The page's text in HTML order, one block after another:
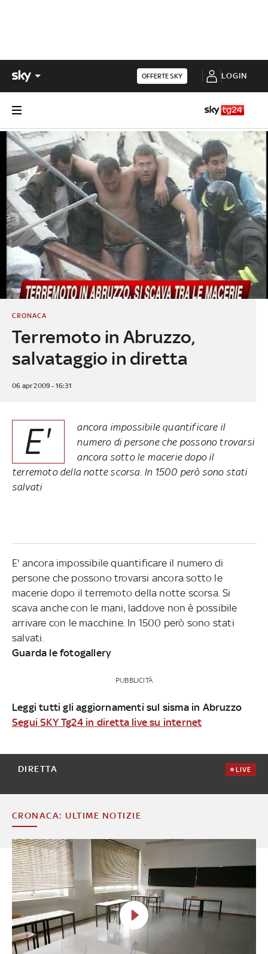
OFFERTE SKY LOGIN
Terremoto in Abruzzo,
salvataggio in diretta
CRONACA
06 apr 2009 - 16:31
E'
ancora impossibile quantificare il
numero di persone che possono trovarsi
ancora sotto le macerie dopo il
terremoto della notte scorsa. In 1500 però sono stati
salvati
E' ancora impossibile quantificare il numero di
persone che possono trovarsi ancora sotto le
macerie dopo il terremoto della notte scorsa. Si
scava anche con le mani, laddove non è possibile
arrivare con le macchine. In 1500 però sono stati
salvati.
Guarda le fotogallery
PUBBLICITÀ
Leggi tutti gli aggiornamenti sul sisma in Abruzzo
Segui SKY Tg24 in diretta live su internet
DIRETTA LIVE
CRONACA: ULTIME NOTIZIE